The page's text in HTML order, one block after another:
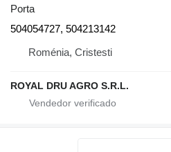
Porta
504054727, 504213142
Roménia, Cristesti
ROYAL DRU AGRO S.R.L.